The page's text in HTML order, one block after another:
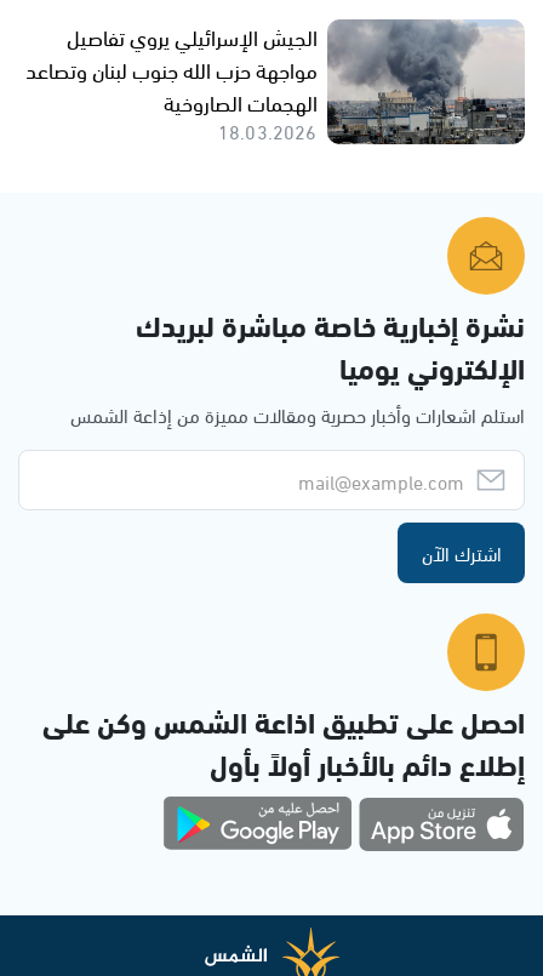
الجيش الإسرائيلي يروي تفاصيل
مواجهة حزب الله جنوب لبنان وتصاعد
الهجمات الصاروخية
18.03.2026
نشرة إخبارية خاصة مباشرة لبريدك
الإلكتروني يوميا
استلم اشعارات وأخبار حصرية ومقالات مميزة من إذاعة الشمس
اشترك الآن
احصل على تطبيق اذاعة الشمس وكن على
إطلاع دائم بالأخبار أولاً بأول